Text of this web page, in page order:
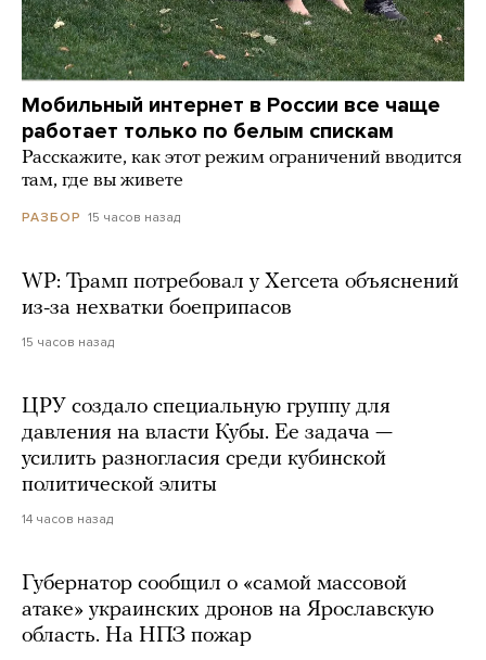
Мобильный интернет в России все чаще
работает только по белым спискам
Расскажите, как этот режим ограничений вводится
там, где вы живете
РАЗБОР 15 часов назад
WP: Трамп потребовал у Хегсета объяснений
из-за нехватки боеприпасов
15 часов назад
ЦРУ создало специальную группу для
давления на власти Кубы. Ее задача —
усилить разногласия среди кубинской
политической элиты
14 часов назад
Губернатор сообщил о «самой массовой
атаке» украинских дронов на Ярославскую
область. На НПЗ пожар